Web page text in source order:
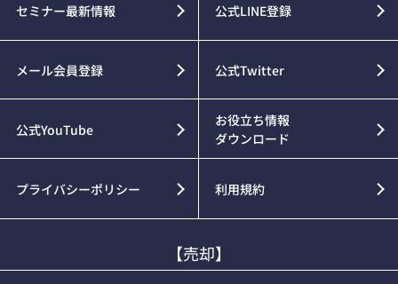
セミナー最新情報 公式LINE登録
メール会員登録 公式Twitter
公式YouTube
お役立ち情報
ダウンロード
プライバシーポリシー 利用規約
【売却】